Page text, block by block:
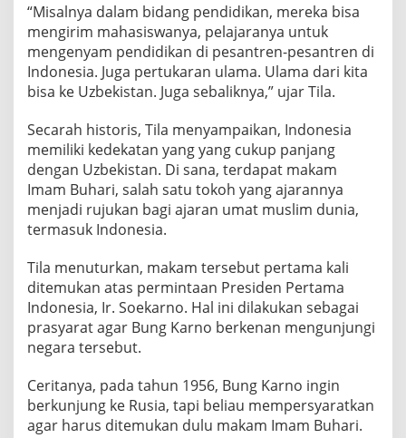
“Misalnya dalam bidang pendidikan, mereka bisa
mengirim mahasiswanya, pelajaranya untuk
mengenyam pendidikan di pesantren-pesantren di
Indonesia. Juga pertukaran ulama. Ulama dari kita
bisa ke Uzbekistan. Juga sebaliknya,” ujar Tila.
Secarah historis, Tila menyampaikan, Indonesia
memiliki kedekatan yang yang cukup panjang
dengan Uzbekistan. Di sana, terdapat makam
Imam Buhari, salah satu tokoh yang ajarannya
menjadi rujukan bagi ajaran umat muslim dunia,
termasuk Indonesia.
Tila menuturkan, makam tersebut pertama kali
ditemukan atas permintaan Presiden Pertama
Indonesia, Ir. Soekarno. Hal ini dilakukan sebagai
prasyarat agar Bung Karno berkenan mengunjungi
negara tersebut.
Ceritanya, pada tahun 1956, Bung Karno ingin
berkunjung ke Rusia, tapi beliau mempersyaratkan
agar harus ditemukan dulu makam Imam Buhari.